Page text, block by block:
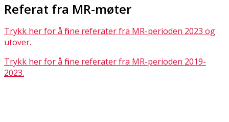
Referat fra MR-møter
Trykk her for å finne referater fra MR-perioden 2023 og
utover.
Trykk her for å finne referater fra MR-perioden 2019-
2023.